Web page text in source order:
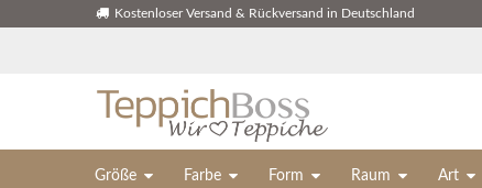
Kostenloser Versand & Rückversand in Deutschland
Größe Farbe Form Raum Art